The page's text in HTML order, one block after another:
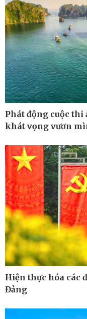
Ô tô - Xe máy
Ô tô
Xe máy
Tư vấn
Phát động cuộc
khát vọng vươn
Hiện thực hóa các
Đảng